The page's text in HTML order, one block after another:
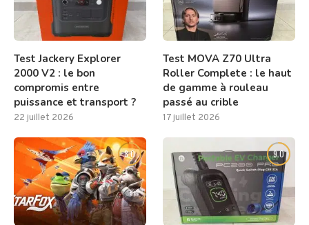
Test Jackery Explorer
2000 V2 : le bon
compromis entre
puissance et transport ?
22 juillet 2026
Test MOVA Z70 Ultra
Roller Complete : le haut
de gamme à rouleau
passé au crible
17 juillet 2026
8.0 9.0